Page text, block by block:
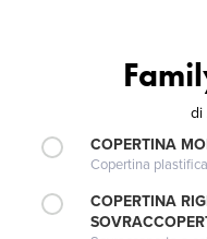
di
COPERTINA
Copertina
COPERTINA